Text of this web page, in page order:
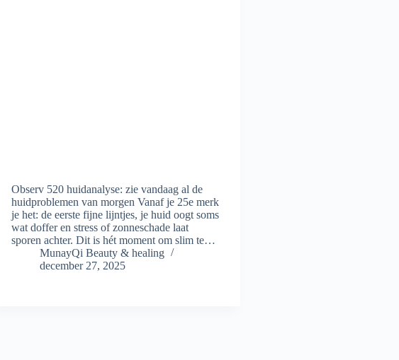
Observ 520 huidanalyse: zie vandaag al de
huidproblemen van morgen Vanaf je 25e merk
je het: de eerste fijne lijntjes, je huid oogt soms
wat doffer en stress of zonneschade laat
sporen achter. Dit is hét moment om slim te…
MunayQi Beauty & healing
december 27, 2025